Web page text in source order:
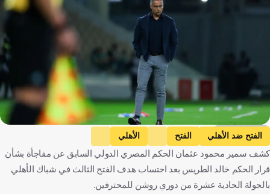
Getty Images
الفتح ضد الأهلي الفتح
الأهلي
دوري روشن السعودي
المملكة العربية السعودية كرة قدم
كشف سمير محمود عثمان الحكم المصري الدولي السابق عن مفاجأة بشأن
قرار الحكم خالد الطريس بعد احتساب هدف الفتح الثالث في شباك الأهلي
بالجولة الحادية عشرة من دوري روشن للمحترفين.